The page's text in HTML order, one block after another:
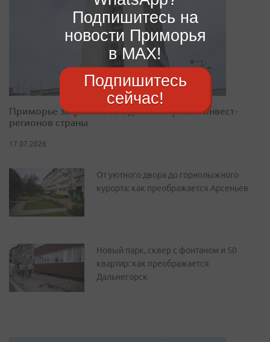
Приморье закрепилось в десятке лучших инвест-
регионов страны
17.07.2026
От уютного двора до горнолыжного
курорта: как преображается Арсеньев
Новый парк, сквер с фонтаном и 50
квартир: как преображается
Дальнегорск
Подпишитесь на
новости Приморья
в MAX!
Подпишитесь
сейчас!